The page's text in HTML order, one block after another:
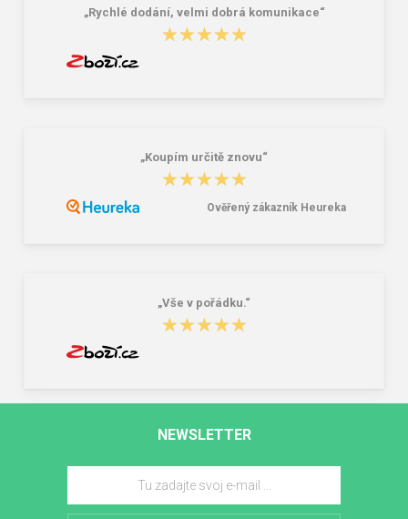
„Rychlé dodání, velmi dobrá komunikace“
★★★★★
★★★★★
„Koupím určitě znovu“
★★★★★
★★★★★
Ověřený zákazník Heureka
„Vše v pořádku.“
★★★★★
★★★★★
NEWSLETTER